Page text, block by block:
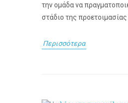
την ομάδα να
στάδιο της προετοιμασίας
Περισσότερα